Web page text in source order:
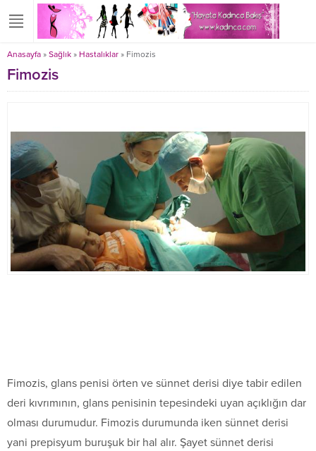
Anasayfa » Sağlık » Hastalıklar » Fimozis
Fimozis
Fimozis, glans penisi örten ve sünnet derisi diye tabir edilen
deri kıvrımının, glans penisinin tepesindeki uyan açıklığın dar
olması durumudur. Fimozis durumunda iken sünnet derisi
yani prepisyum buruşuk bir hal alır. Şayet sünnet derisi